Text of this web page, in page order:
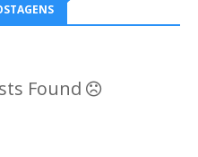
Found